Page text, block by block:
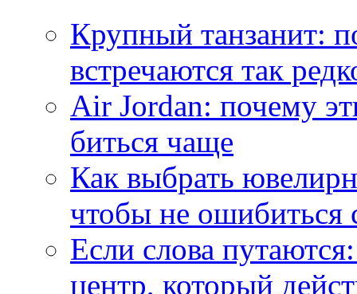
Крупный танзанит:
встречаются так
Air Jordan: почему
биться чаще
Как выбрать
чтобы не ошибиться
Если слова
центр, который